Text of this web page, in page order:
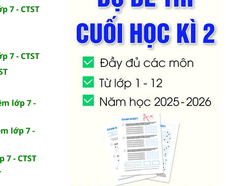
7 - CTST
7 - CTST
lớp 7 -
lớp 7 -
- CTST